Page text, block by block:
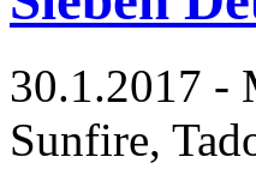
30.1.2017 -
Sunfire,